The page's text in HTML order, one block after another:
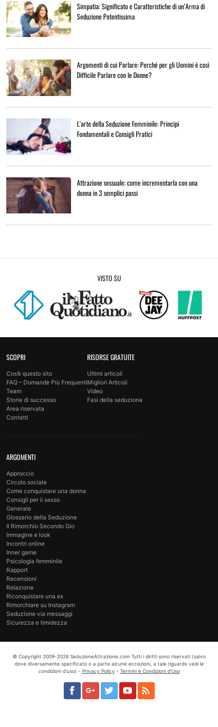
Simpatia: Significato e Caratteristiche di un’Arma di
Seduzione Potentissima
Argomenti di cui Parlare: Perché per gli Uomini è così
Difficile Parlare con le Donne?
L’arte della Seduzione Femminile: Principi
Fondamentali e Consigli Pratici
Attrazione sessuale: come incrementarla con una
donna in 3 semplici passi
VISTO SU
SCOPRI
Cos’è questo sito
FAQ – Domande Più Frequenti
Team
Storie di successo
Area riservata
Contatti
RISORSE GRATUITE
Ultimi articoli
Migliori Articoli
Video
Fasi della seduzione
ARGOMENTI
Approccio
Circolo sociale
Come conquistare una donna
Consigli per il sesso
Generale
Glossario della Seduzione
Il Rimorchio Secondo Gio
Immagine e look
Incontri online
Inner game
Psicologia femminile
Rapport
Recensioni
Relazione
Riconquistare una ex
Rimorchiare su Instagram
Seduzione via messaggi
Sicurezza e timidezza
© Copyright 2009-2026 SeduzioneAttrazione.com Tutti i diritti sono riservati (salvo
dove diversamente specificato o a parte alcune eccezioni, a tale riguardo vedi le
condizioni d'uso) - Privacy Policy - Termini e Condizioni d’Uso